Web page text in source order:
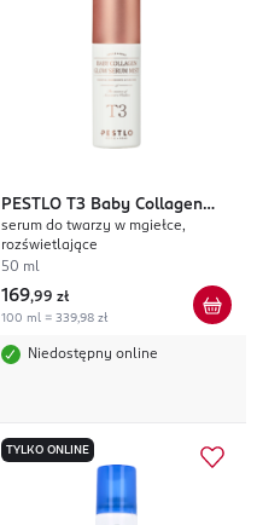
PESTLO T3 Baby Collagen
Glow
serum do twarzy w mgiełce,
rozświetlające
50 ml
169,99 zł
100 ml = 339,98 zł
Niedostępny online
TYLKO ONLINE